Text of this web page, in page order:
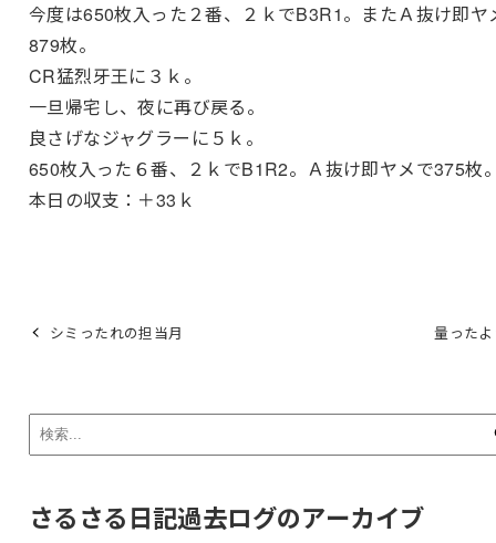
今度は650枚入った２番、２ｋでB3R1。またＡ抜け即ヤ
879枚。
CR猛烈牙王に３ｋ。
一旦帰宅し、夜に再び戻る。
良さげなジャグラーに５ｋ。
650枚入った６番、２ｋでB1R2。Ａ抜け即ヤメで375枚
本日の収支：＋33ｋ
シミったれの担当月 量った
さるさる日記過去ログのアーカイブ